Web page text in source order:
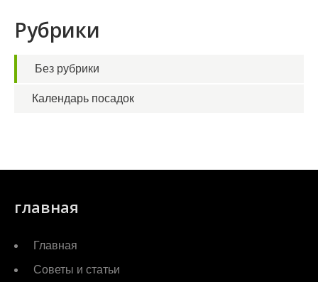
Рубрики
Без рубрики
Календарь посадок
главная
Главная
Советы и статьи